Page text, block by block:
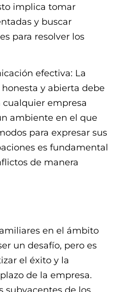
implica tomar
y buscar
para resolver los
efectiva: La
y abierta debe
empresa
ambiente en el que
para expresar sus
es fundamental
de manera
en el ámbito
un desafío, pero es
el éxito y la
de la empresa.